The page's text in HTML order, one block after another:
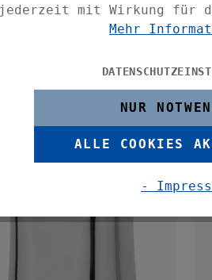
mit Wirkung für
Mehr
NUR
ALLE COOKIES
-